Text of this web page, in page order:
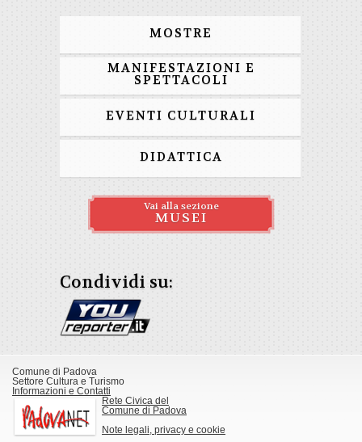
MOSTRE
MANIFESTAZIONI E
SPETTACOLI
EVENTI CULTURALI
DIDATTICA
Vai alla sezione
MUSEI
Condividi su:
Comune di Padova
Settore Cultura e Turismo
Informazioni e Contatti
Rete Civica del
Comune di Padova
Note legali, privacy e cookie